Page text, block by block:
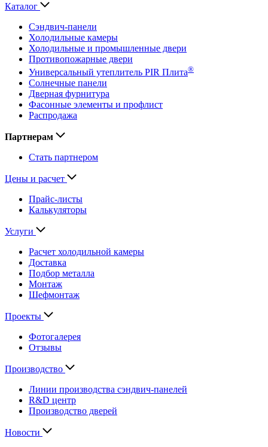
Каталог
Сэндвич-панели
Холодильные камеры
Холодильные и промышленные двери
Противопожарные двери
Универсальный утеплитель PIR Плита®
Солнечные панели
Дверная фурнитура
Фасонные элементы и профлист
Распродажа
Партнерам
Стать партнером
Цены и расчет
Прайс-листы
Калькуляторы
Услуги
Расчет холодильной камеры
Доставка
Подбор металла
Монтаж
Шефмонтаж
Проекты
Фотогалерея
Отзывы
Производство
Линии производства сэндвич-панелей
R&D центр
Производство дверей
Новости